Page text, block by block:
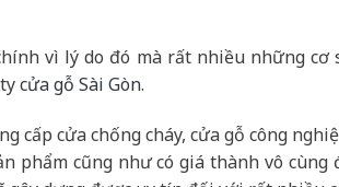
vì lý do đó mà rất nhiều những cơ
cửa gỗ Sài Gòn.
cấp cửa chống cháy, cửa gỗ công
phẩm cũng như có giá thành vô cùng